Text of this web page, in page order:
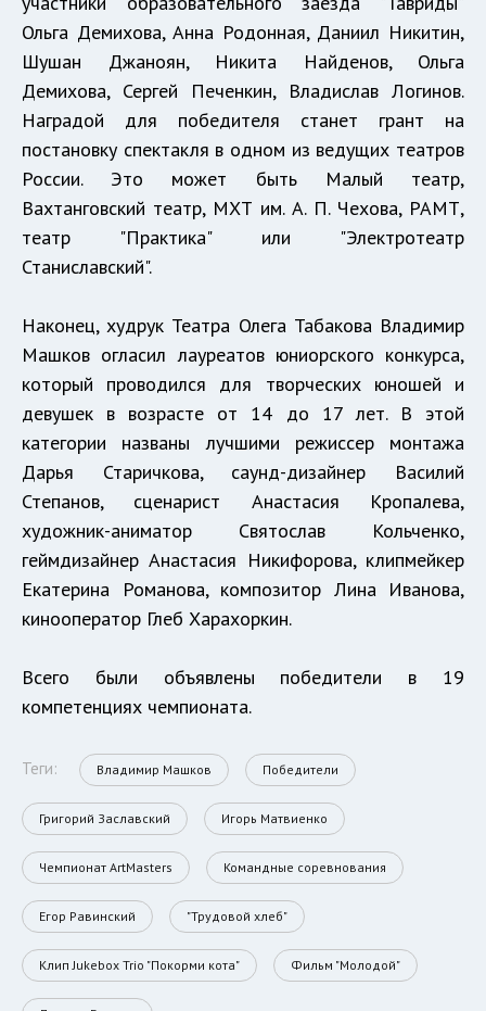
Ольга Демихова, Анна Родонная, Даниил Никитин,
Шушан Джаноян, Никита Найденов, Ольга
Демихова, Сергей Печенкин, Владислав Логинов.
Наградой для победителя станет грант на
постановку спектакля в одном из ведущих театров
России. Это может быть Малый театр,
Вахтанговский театр, МХТ им. А. П. Чехова, РАМТ,
театр "Практика" или "Электротеатр
Станиславский".
Наконец, худрук Театра Олега Табакова Владимир
Машков огласил лауреатов юниорского конкурса,
который проводился для творческих юношей и
девушек в возрасте от 14 до 17 лет. В этой
категории названы лучшими режиссер монтажа
Дарья Старичкова, саунд-дизайнер Василий
Степанов, сценарист Анастасия Кропалева,
художник-аниматор Святослав Кольченко,
геймдизайнер Анастасия Никифорова, клипмейкер
Екатерина Романова, композитор Лина Иванова,
кинооператор Глеб Харахоркин.
Всего были объявлены победители в 19
компетенциях чемпионата.
Теги: Владимир Машков Победители
Григорий Заславский Игорь Матвиенко
Чемпионат ArtMasters Командные соревнования
Егор Равинский "Трудовой хлеб"
Клип Jukebox Trio "Покорми кота" Фильм "Молодой"